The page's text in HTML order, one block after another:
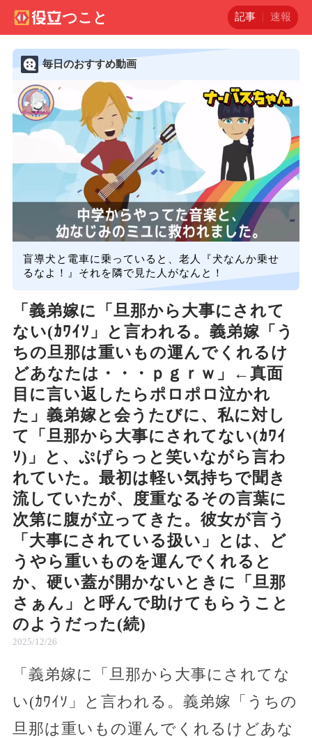
記事 速報
毎日のおすすめ動画
盲導犬と電車に乗っていると、老人『犬なんか乗せ
るなよ！』それを隣で見た人がなんと！
「義弟嫁に「旦那から大事にされて
ない(ｶﾜｲｿ」と言われる。義弟嫁「う
ちの旦那は重いもの運んでくれるけ
どあなたは・・・ｐｇｒｗ」←真面
目に言い返したらポロポロ泣かれ
た」義弟嫁と会うたびに、私に対し
て「旦那から大事にされてない(ｶﾜｲ
ｿ)」と、ぷげらっと笑いながら言わ
れていた。最初は軽い気持ちで聞き
流していたが、度重なるその言葉に
次第に腹が立ってきた。彼女が言う
「大事にされている扱い」とは、ど
うやら重いものを運んでくれると
か、硬い蓋が開かないときに「旦那
さぁん」と呼んで助けてもらうこと
のようだった(続)
2025/12/26
「義弟嫁に「旦那から大事にされてな
い(ｶﾜｲｿ」と言われる。義弟嫁「うちの
旦那は重いもの運んでくれるけどあな